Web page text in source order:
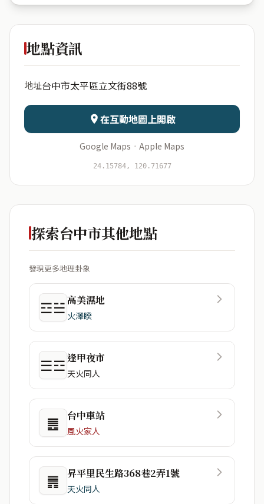
育賢社會
日期 出生時辰
資料僅用於即時分析，不會儲存於伺服器
地點資訊
地址台中市太平區立文街88號
在互動地圖上開啟
Google Maps · Apple Maps
24.15784, 120.71677
探索台中市其他地點
發現更多地理卦象
☲☱高美濕地
火澤睽
☰☲逢甲夜市
天火同人
䷌ 台中車站
風火家人
䷠ 昇平里民生路368巷2弄1號
天火同人